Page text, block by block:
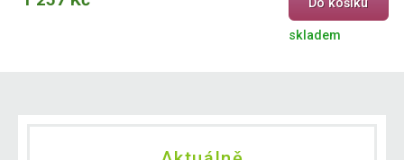
skladem